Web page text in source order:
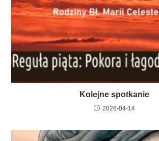
Kolejne spotkanie
2026-04-14